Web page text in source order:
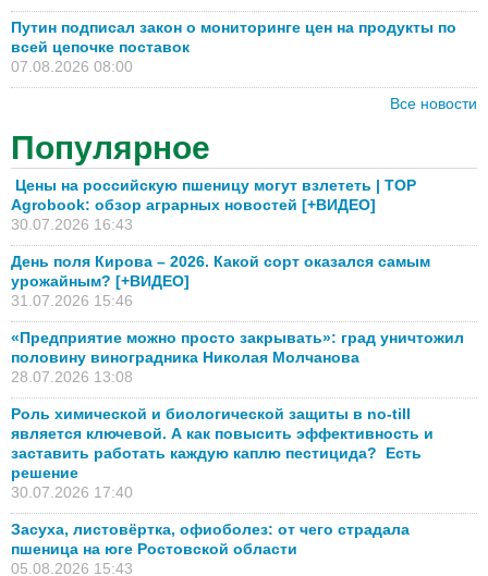
Путин подписал закон о мониторинге цен на продукты по
всей цепочке поставок
07.08.2026 08:00
Все новости
Популярное
Цены на российскую пшеницу могут взлететь | TOP
Agrobook: обзор аграрных новостей [+ВИДЕО]
30.07.2026 16:43
День поля Кирова – 2026. Какой сорт оказался самым
урожайным? [+ВИДЕО]
31.07.2026 15:46
«Предприятие можно просто закрывать»: град уничтожил
половину виноградника Николая Молчанова
28.07.2026 13:08
Роль химической и биологической защиты в no-till
является ключевой. А как повысить эффективность и
заставить работать каждую каплю пестицида? Есть
решение
30.07.2026 17:40
Засуха, листовёртка, офиоболез: от чего страдала
пшеница на юге Ростовской области
05.08.2026 15:43